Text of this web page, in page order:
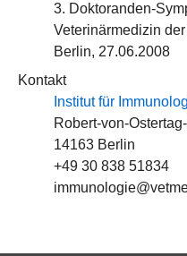
3. Doktoranden-
Veterinärmedizin
Berlin, 27.06.2008
Kontakt
Institut für
Robert-von-
14163 Berlin
+49 30 838 51834